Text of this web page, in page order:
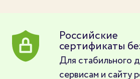
Российские
сертификаты
Для стабильного
сервисам и сайту